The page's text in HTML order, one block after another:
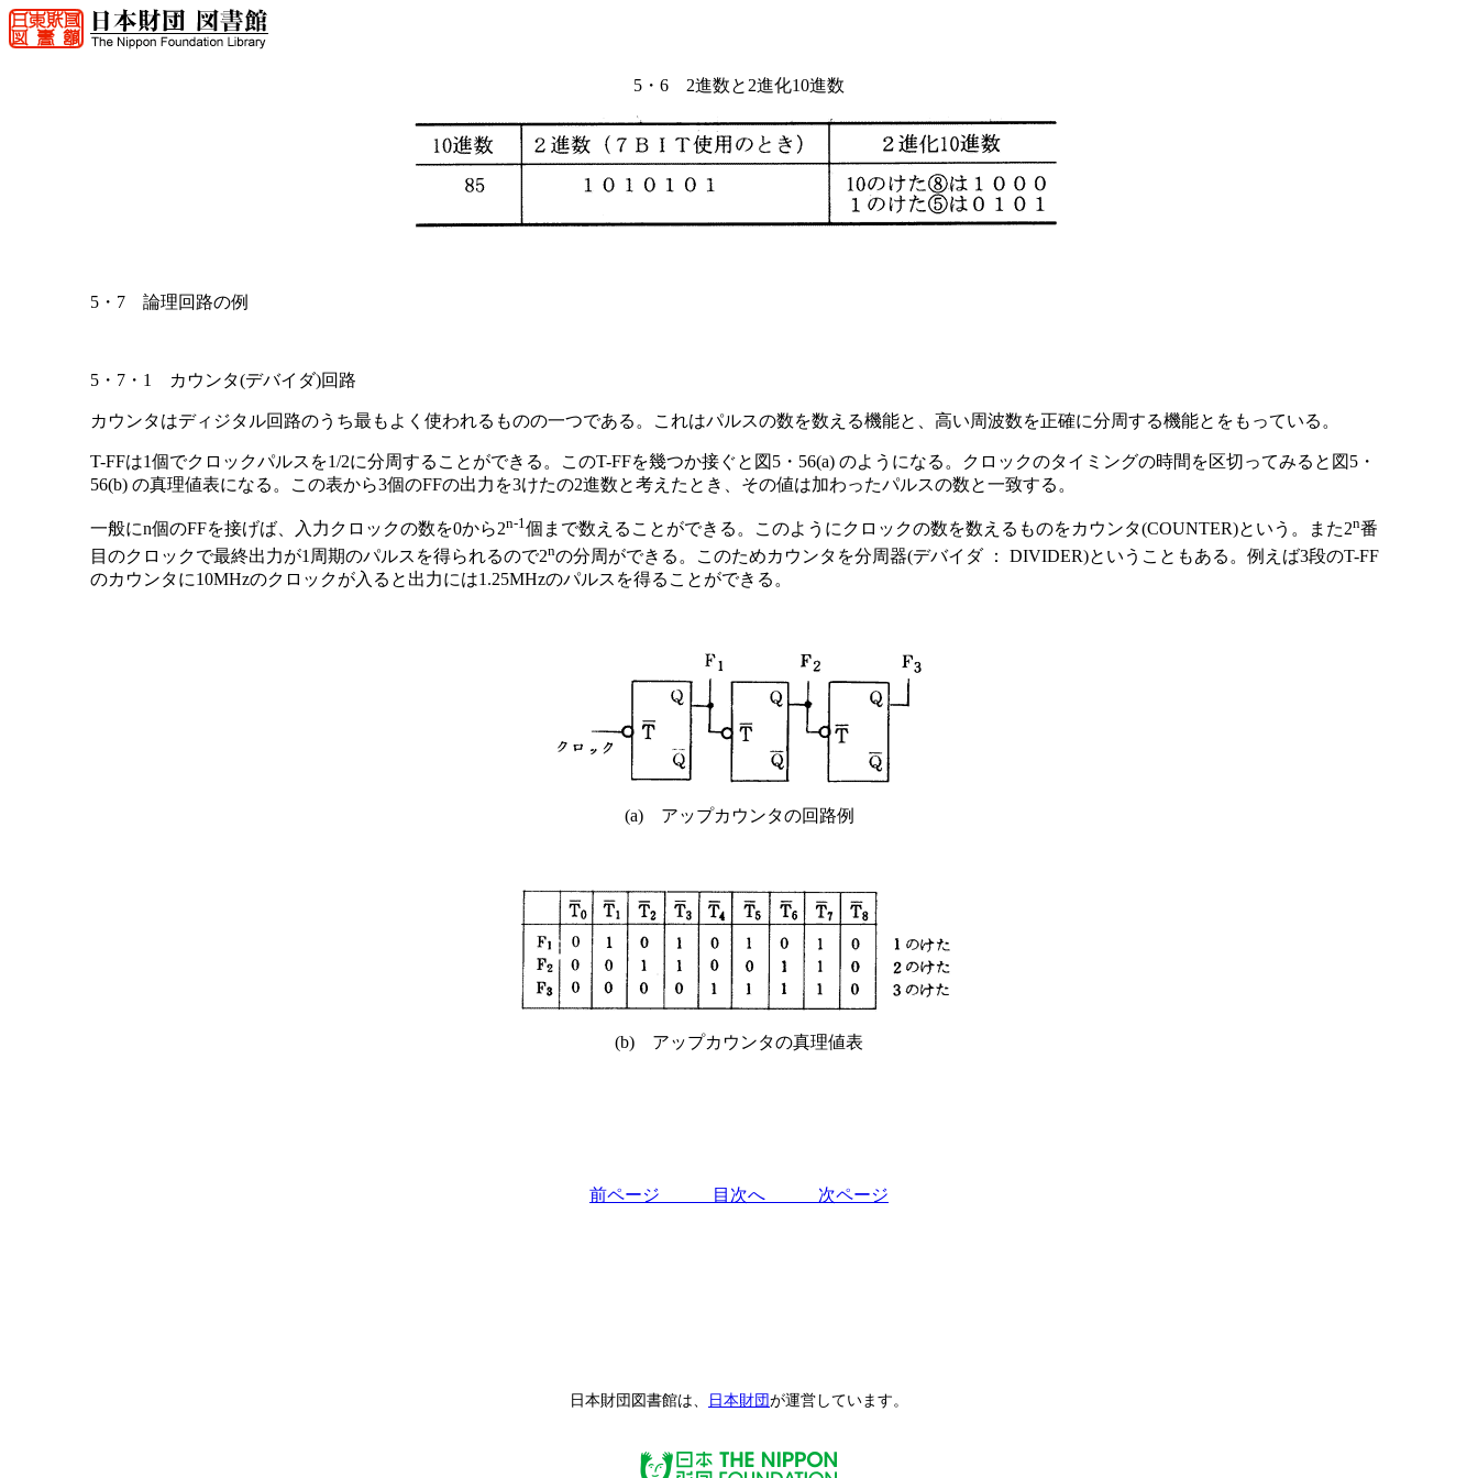
5・6 2進数と2進化10進数
5・7 論理回路の例
5・7・1 カウンタ(デバイダ)回路
カウンタはディジタル回路のうち最もよく使われるものの一つである。これはパルスの数を数える機能と、高い周波数を正確に分周する機能とをもっている。
T-FFは1個でクロックパルスを1/2に分周することができる。このT-FFを幾つか接ぐと図5・56(a) のようになる。クロックのタイミングの時間を区切ってみると図5・
56(b) の真理値表になる。この表から3個のFFの出力を3けたの2進数と考えたとき、その値は加わったパルスの数と一致する。
一般にn個のFFを接げば、入力クロックの数を0から2n-1個まで数えることができる。このようにクロックの数を数えるものをカウンタ(COUNTER)という。また2n番
目のクロックで最終出力が1周期のパルスを得られるので2nの分周ができる。このためカウンタを分周器(デバイダ ： DIVIDER)ということもある。例えば3段のT-FF
のカウンタに10MHzのクロックが入ると出力には1.25MHzのパルスを得ることができる。
(a) アップカウンタの回路例
(b) アップカウンタの真理値表
前ページ 目次へ 次ページ
日本財団図書館は、 日本財団が運営しています。